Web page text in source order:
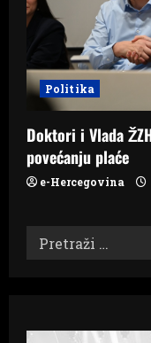
Politika
Doktori i Vlada
povećanju plaće
e-Hercegovina
Pretraži: